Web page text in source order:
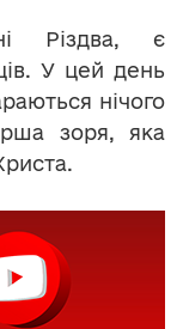
Різдва, є
У цей день
нічого
зоря, яка